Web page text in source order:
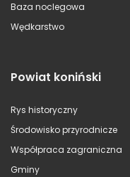
Baza noclegowa
Wędkarstwo
Powiat koniński
Rys historyczny
Środowisko przyrodnicze
Współpraca zagraniczna
Gminy